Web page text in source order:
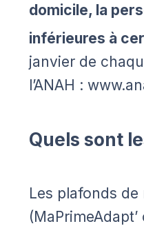
domicile, la
inférieures à
janvier de
l’ANAH :
Quels sont
Les plafonds